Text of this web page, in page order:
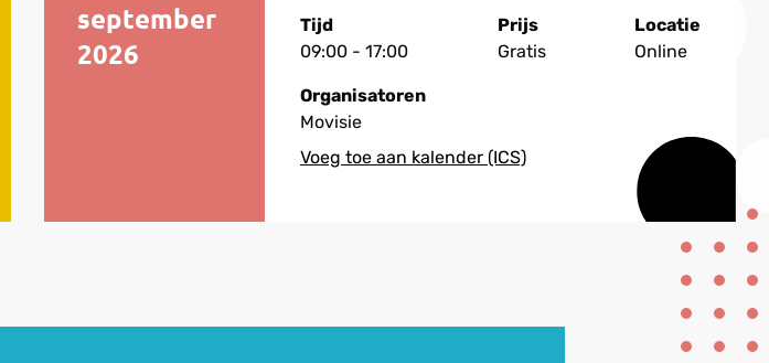
september
2026
Tijd
09:00 - 17:00
Prijs
Gratis
Locatie
Online
Organisatoren
Movisie